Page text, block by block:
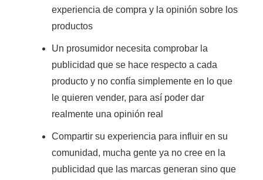
experiencia de compra y la opinión sobre los
productos
Un prosumidor necesita comprobar la
publicidad que se hace respecto a cada
producto y no confía simplemente en lo que
le quieren vender, para así poder dar
realmente una opinión real
Compartir su experiencia para influir en su
comunidad, mucha gente ya no cree en la
publicidad que las marcas generan sino que